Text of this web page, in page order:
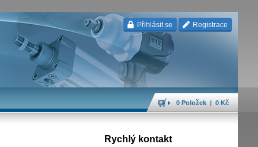
Přihlásit se Registrace
0 Položek | 0 Kč
Rychlý kontakt